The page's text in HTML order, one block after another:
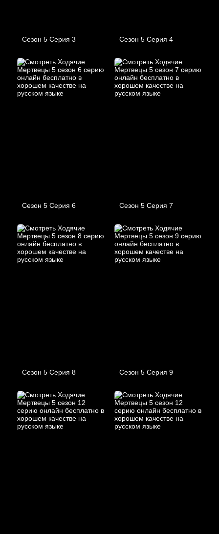
Сезон 5 Серия 3 Сезон 5 Серия 4
Сезон 5 Серия 6 Сезон 5 Серия 7
Сезон 5 Серия 8 Сезон 5 Серия 9